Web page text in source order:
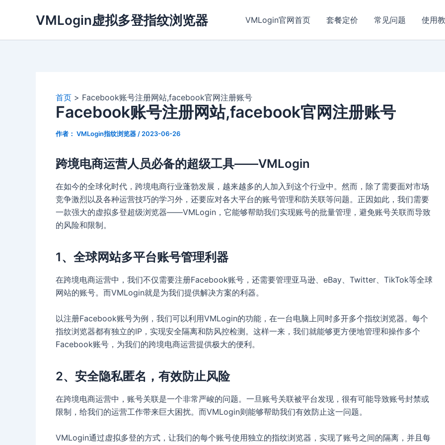
VMLogin虚拟多登指纹浏览器 VMLogin官网首页 套餐定价 常见问题 使用
首页 Facebook账号注册网站,facebook官网注册账号
Facebook账号注册网站,facebook官网注册账号
作者： VMLogin指纹浏览器 / 2023-06-26
跨境电商运营人员必备的超级工具——VMLogin
在如今的全球化时代，跨境电商行业蓬勃发展，越来越多的人加入到这个行业中。然而，除了需要面对市场
竞争激烈以及各种运营技巧的学习外，还要应对各大平台的账号管理和防关联等问题。正因如此，我们需要
一款强大的虚拟多登超级浏览器——VMLogin，它能够帮助我们实现账号的批量管理，避免账号关联而导致
的风险和限制。
1、全球网站多平台账号管理利器
在跨境电商运营中，我们不仅需要注册Facebook账号，还需要管理亚马逊、eBay、Twitter、TikTok等全球
网站的账号。而VMLogin就是为我们提供解决方案的利器。
以注册Facebook账号为例，我们可以利用VMLogin的功能，在一台电脑上同时多开多个指纹浏览器。每个
指纹浏览器都有独立的IP，实现安全隔离和防风控检测。这样一来，我们就能够更方便地管理和操作多个
Facebook账号，为我们的跨境电商运营提供极大的便利。
2、安全隐私匿名，有效防止风险
在跨境电商运营中，账号关联是一个非常严峻的问题。一旦账号关联被平台发现，很有可能导致账号封禁或
限制，给我们的运营工作带来巨大困扰。而VMLogin则能够帮助我们有效防止这一问题。
VMLogin通过虚拟多登的方式，让我们的每个账号使用独立的指纹浏览器，实现了账号之间的隔离，并且每